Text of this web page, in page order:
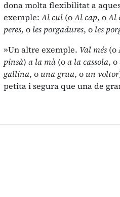
dona molta flexibilitat a
exemple:Al cul (oAl cap, oAl
peres, o les porgadures, o les
»Un altre exemple. Val més (o
pinsà) a la mà (oa la cassola, o
gallina, o una grua, o un voltor
petita i segura que una de